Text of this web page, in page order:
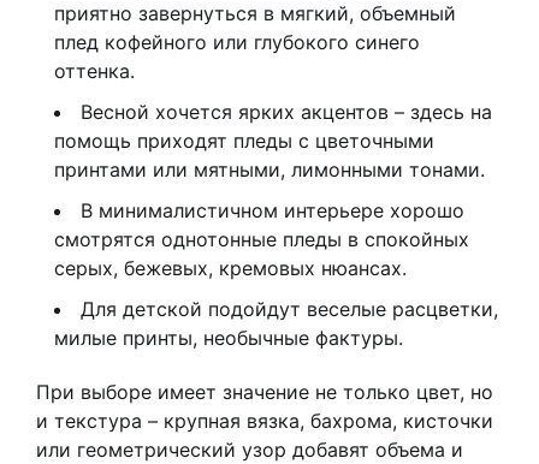
приятно завернуться в мягкий, объемный
плед кофейного или глубокого синего
оттенка.
Весной хочется ярких акцентов – здесь на
помощь приходят пледы с цветочными
принтами или мятными, лимонными тонами.
В минималистичном интерьере хорошо
смотрятся однотонные пледы в спокойных
серых, бежевых, кремовых нюансах.
Для детской подойдут веселые расцветки,
милые принты, необычные фактуры.
При выборе имеет значение не только цвет, но
и текстура – крупная вязка, бахрома, кисточки
или геометрический узор добавят объема и